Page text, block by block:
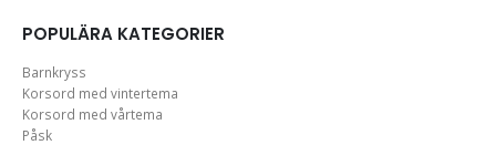
POPULÄRA KATEGORIER
Barnkryss
Korsord med vintertema
Korsord med vårtema
Påsk